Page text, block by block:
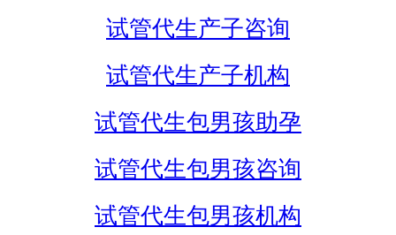
试管代生产子咨询
试管代生产子机构
试管代生包男孩助孕
试管代生包男孩咨询
试管代生包男孩机构